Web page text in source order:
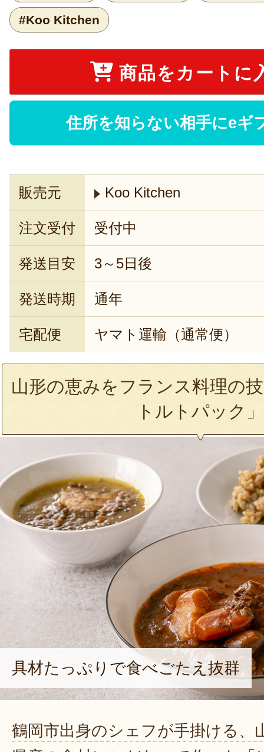
#Koo Kitchen
商品をカートに
住所を知らない相手にeギ
販売元 Koo Kitchen
注文受付 受付中
発送目安 3～5日後
発送時期 通年
宅配便 ヤマト運輸（通常便）
山形の恵みをフランス料理の
トルトパック」
具材たっぷりで食べごたえ抜群
鶴岡市出身のシェフが手掛ける、